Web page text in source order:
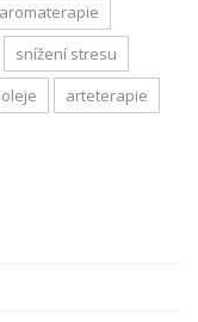
aromaterapie
snížení stresu
arteterapie